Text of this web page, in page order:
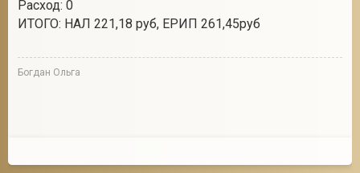
Расход: 0
ИТОГО: НАЛ 221,18 руб, ЕРИП 261,45руб
Богдан Ольга